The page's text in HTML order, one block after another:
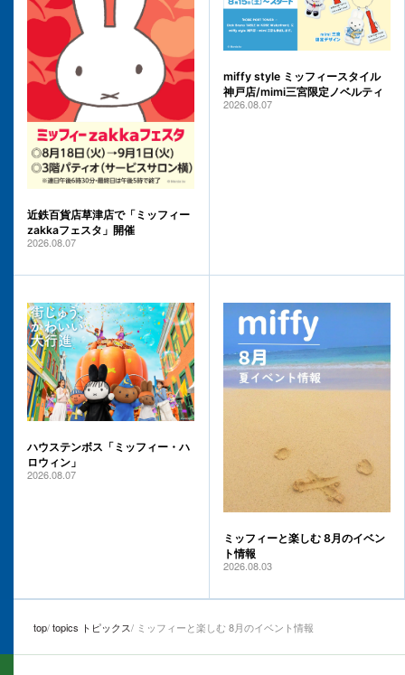
近鉄百貨店草津店で「ミッフィー
zakkaフェスタ」開催
2026.08.07
miffy style ミッフィースタイル
神戸店/mimi三宮限定ノベルティ
2026.08.07
ハウステンボス「ミッフィー・ハ
ロウィン」
2026.08.07
ミッフィーと楽しむ 8月のイベン
ト情報
2026.08.03
top topics トピックス ミッフィーと楽しむ 8月のイベント情報